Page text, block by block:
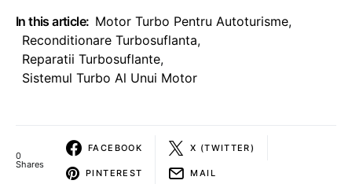
In this article: Motor Turbo Pentru Autoturisme,
Reconditionare Turbosuflanta,
Reparatii Turbosuflante,
Sistemul Turbo Al Unui Motor
0
Shares
FACEBOOK X (TWITTER)
PINTEREST MAIL